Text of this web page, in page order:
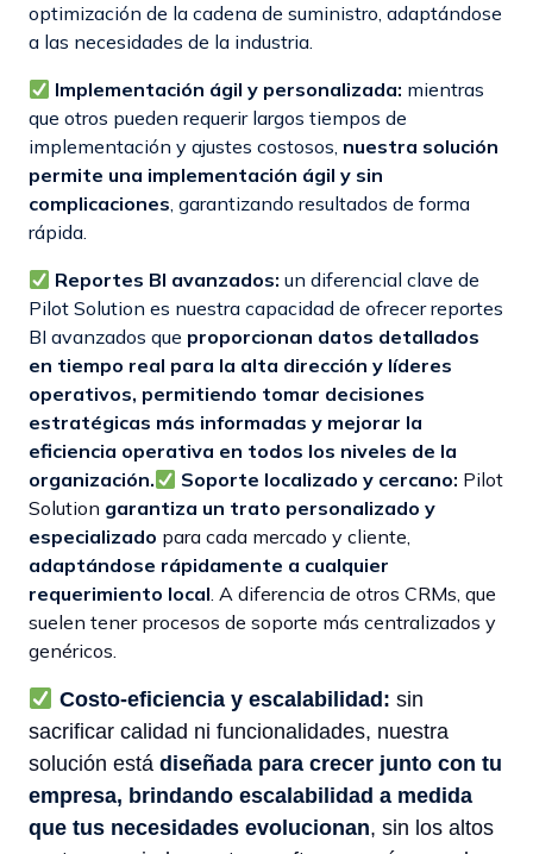
optimización de la cadena de suministro, adaptándose
a las necesidades de la industria.
Implementación ágil y personalizada: mientras
que otros pueden requerir largos tiempos de
implementación y ajustes costosos, nuestra solución
permite una implementación ágil y sin
complicaciones, garantizando resultados de forma
rápida.
Reportes BI avanzados: un diferencial clave de
Pilot Solution es nuestra capacidad de ofrecer reportes
BI avanzados que proporcionan datos detallados
en tiempo real para la alta dirección y líderes
operativos, permitiendo tomar decisiones
estratégicas más informadas y mejorar la
eficiencia operativa en todos los niveles de la
organización.
Soporte localizado y cercano: Pilot
Solution garantiza un trato personalizado y
especializado para cada mercado y cliente,
adaptándose rápidamente a cualquier
requerimiento local. A diferencia de otros CRMs, que
suelen tener procesos de soporte más centralizados y
genéricos.
Costo-eficiencia y escalabilidad: sin
sacrificar calidad ni funcionalidades, nuestra
solución está diseñada para crecer junto con tu
empresa, brindando escalabilidad a medida
que tus necesidades evolucionan, sin los altos